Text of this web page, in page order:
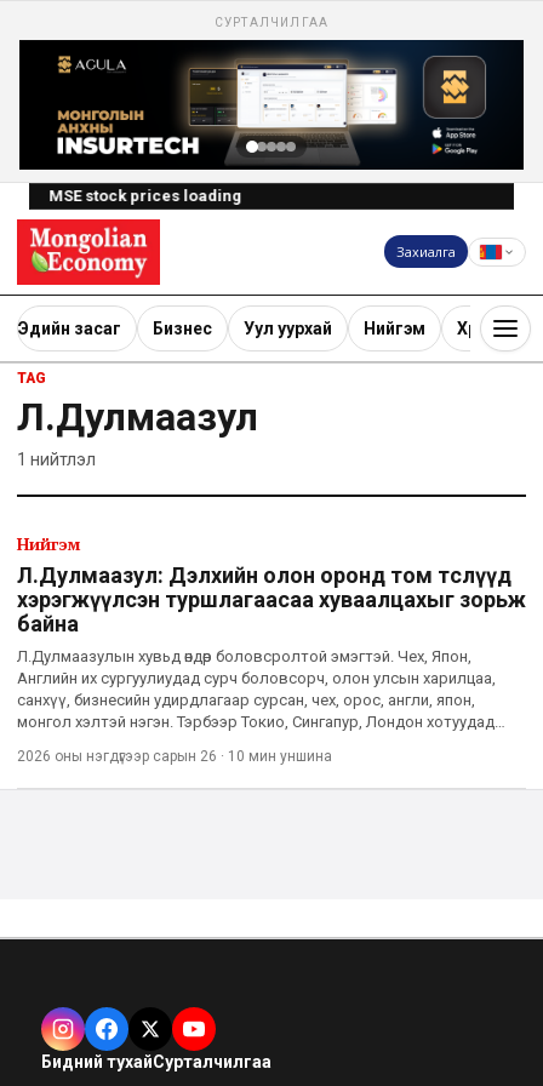
СУРТАЛЧИЛГАА
MSE stock prices loading
Захиалга
Эдийн засаг Бизнес Уул уурхай Нийгэм Хөрөнгө
TAG
Л.Дулмаазул
1 нийтлэл
Нийгэм
Л.Дулмаазул: Дэлхийн олон оронд том төслүүд
хэрэгжүүлсэн туршлагаасаа хуваалцахыг зорьж
байна
Л.Дулмаазулын хувьд өндөр боловсролтой эмэгтэй. Чех, Япон,
Английн их сургуулиудад сурч боловсорч, олон улсын харилцаа,
санхүү, бизнесийн удирдлагаар сурсан, чех, орос, англи, япон,
монгол хэлтэй нэгэн. Тэрбээр Токио, Сингапур, Лондон хотуудад
2026 оны нэгдүгээр сарын 26 · 10 мин уншина
Бидний тухайСурталчилгаа